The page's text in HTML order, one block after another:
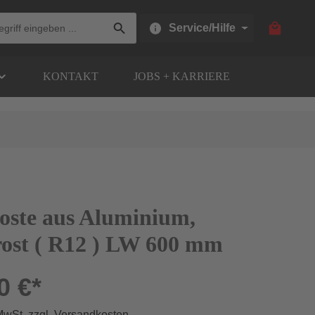
Service/Hilfe
KONTAKT JOBS + KARRIERE
aus Aluminium,
( R12 ) LW 600 mm
€*